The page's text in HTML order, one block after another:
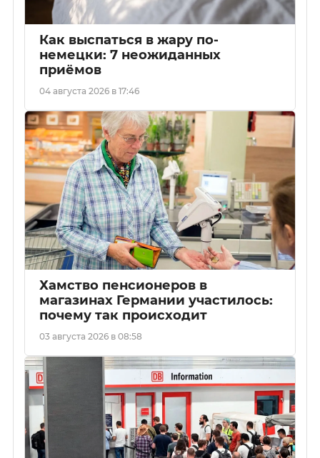
Как выспаться в жару по-
немецки: 7 неожиданных
приёмов
04 августа 2026 в 17:46
Хамство пенсионеров в
магазинах Германии участилось:
почему так происходит
03 августа 2026 в 08:58